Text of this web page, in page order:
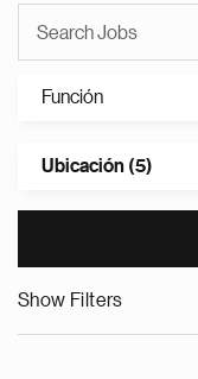
Función
Ubicación (5)
Show Filters